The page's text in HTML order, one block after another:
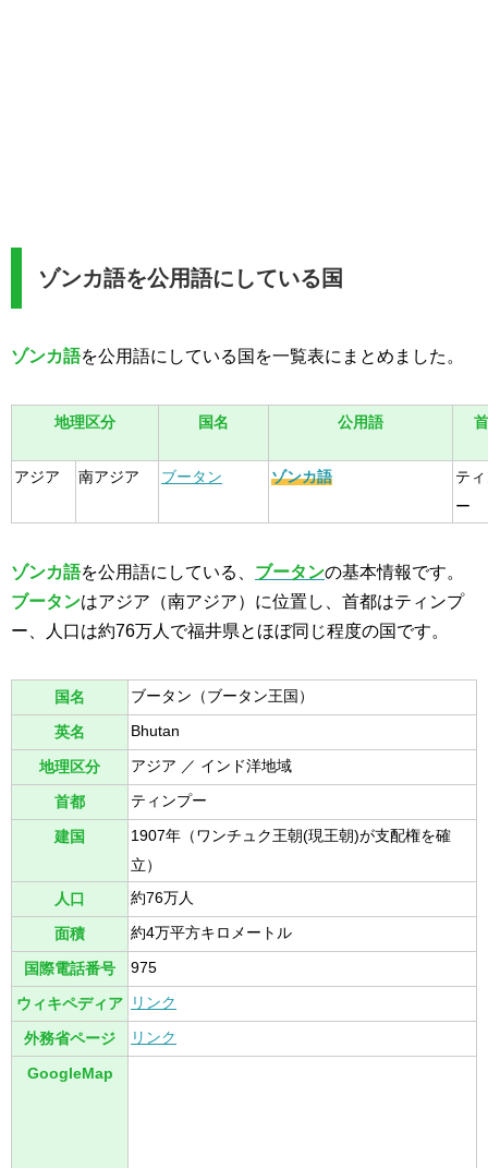
ゾンカ語を公用語にしている国
ゾンカ語を公用語にしている国を一覧表にまとめました。
地理区分 国名 公用語
アジア 南アジア ブータン ゾンカ語
テ
ー
ゾンカ語を公用語にしている、 ブータンの基本情報です。
ブータンはアジア（南アジア）に位置し、首都はティンプ
ー、人口は約76万人で福井県とほぼ同じ程度の国です。
国名 ブータン（ブータン王国）
英名 Bhutan
地理区分 アジア ／ インド洋地域
首都 ティンプー
建国
1907年（ワンチュク王朝(現王朝)が支配権を確
立）
人口 約76万人
面積 約4万平方キロメートル
国際電話番号 975
ウィキペディア リンク
外務省ページ リンク
GoogleMap